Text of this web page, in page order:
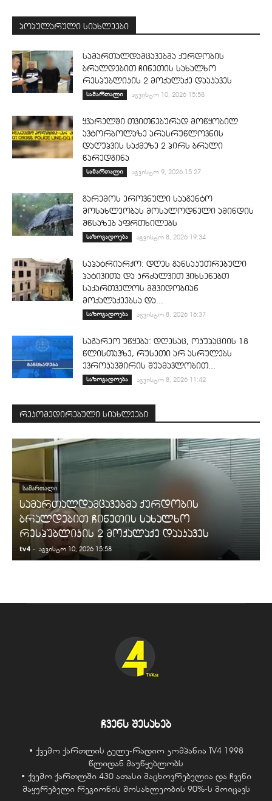
პოპულარული სიახლეები
სამართალდამცავებმა ქურდობის
ბრალდებით ჩინეთის სახალხო
რესპუბლიკის 2 მოქალაქე დააკავეს
სამართალი აგვისტო 10, 2026 15:58
ყვარელში თვითნებურად მოწყობილ
ავტორბოლაზე არასრუწლოვნის
დაღუპვის საქმეზე 2 პირს ბრალი
წარედგინა
სამართალი აგვისტო 9, 2026 15:27
გარემოს ეროვნული სააგენტო
მოსახლეობას მოსალოდნელი ამინდის
შწსაზებ აფრთხილებს
საზოგადოება აგვისტო 8, 2026 19:34
საპატრიარქო: დღეს განსაკუთრებული
პატივითა და კრძალვით ვიხსენებთ
საქართველოს მშვიდობიან
მოქალაქეებსა და...
საზოგადოება აგვისტო 8, 2026 16:37
საგარეო უწყება: დღესაც, ოკუპაციის 18
წლისთავზე, რუსეთი არ ასრულებს
ევროკავშირის შუამავლობით...
საზოგადოება აგვისტო 8, 2026 11:42
რეკომედირებული სიახლეები
ᲡᲐᲛᲐᲠᲗᲐᲚᲘ
სამართალდამცავებმა ქურდობის
ბრალდებით ჩინეთის სახალხო
რესპუბლიკის 2 მოქალაქე დააკავეს
tv4 - აგვისტო 10, 2026 15:58
ჩვენს შესახებ
• ქვემო ქართლის ტელე-რადიო კომპანია TV4 1998
წლიდან მაუწყებლობს
• ქვემო ქართლში 430 ათასი მაცხოვრებელია და ჩვენი
მაყურებელი რეგიონის მოსახლეობის 90%-ს მოიცავს